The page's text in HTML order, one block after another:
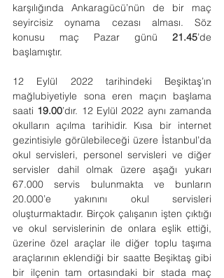
karşılığında Ankaragücü’nün de bir maç
seyircisiz oynama cezası alması. Söz
konusu maç Pazar günü 21.45’de
başlamıştır.
12 Eylül 2022 tarihindeki Beşiktaş’ın
mağlubiyetiyle sona eren maçın başlama
saati 19.00’dır. 12 Eylül 2022 aynı zamanda
okulların açılma tarihidir. Kısa bir internet
gezintisiyle görülebileceği üzere İstanbul’da
okul servisleri, personel servisleri ve diğer
servisler dahil olmak üzere aşağı yukarı
67.000 servis bulunmakta ve bunların
20.000’e yakınını okul servisleri
oluşturmaktadır. Birçok çalışanın işten çıktığı
ve okul servislerinin de onlara eşlik ettiği,
üzerine özel araçlar ile diğer toplu taşıma
araçlarının eklendiği bir saatte Beşiktaş gibi
bir ilçenin tam ortasındaki bir stada maç